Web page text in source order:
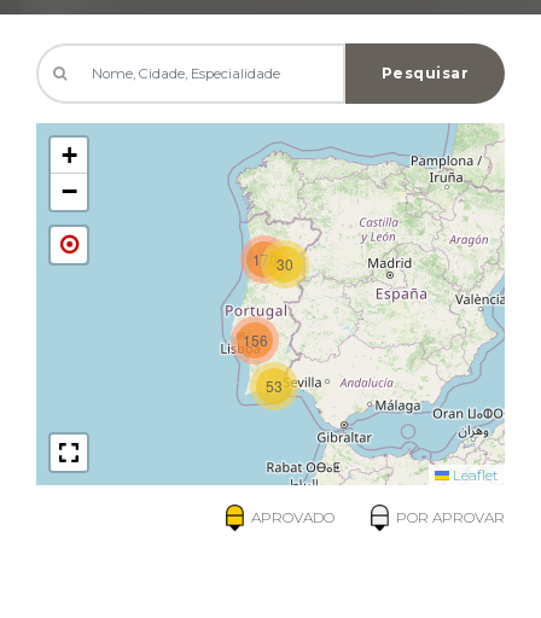
Pesquisar
53
156
30
170
+
−
Leaflet
APROVADO POR APROVAR